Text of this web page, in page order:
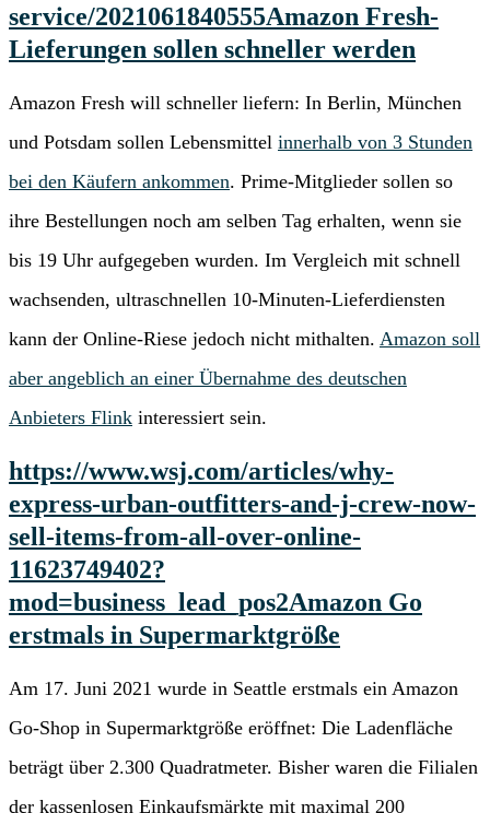
service/2021061840555Amazon Fresh-
Lieferungen sollen schneller werden
Amazon Fresh will schneller liefern: In Berlin, München
und Potsdam sollen Lebensmittel innerhalb von 3 Stunden
bei den Käufern ankommen. Prime-Mitglieder sollen so
ihre Bestellungen noch am selben Tag erhalten, wenn sie
bis 19 Uhr aufgegeben wurden. Im Vergleich mit schnell
wachsenden, ultraschnellen 10-Minuten-Lieferdiensten
kann der Online-Riese jedoch nicht mithalten. Amazon soll
aber angeblich an einer Übernahme des deutschen
Anbieters Flink interessiert sein.
https://www.wsj.com/articles/why-
express-urban-outfitters-and-j-crew-now-
sell-items-from-all-over-online-
11623749402?
mod=business_lead_pos2Amazon Go
erstmals in Supermarktgröße
Am 17. Juni 2021 wurde in Seattle erstmals ein Amazon
Go-Shop in Supermarktgröße eröffnet: Die Ladenfläche
beträgt über 2.300 Quadratmeter. Bisher waren die Filialen
der kassenlosen Einkaufsmärkte mit maximal 200